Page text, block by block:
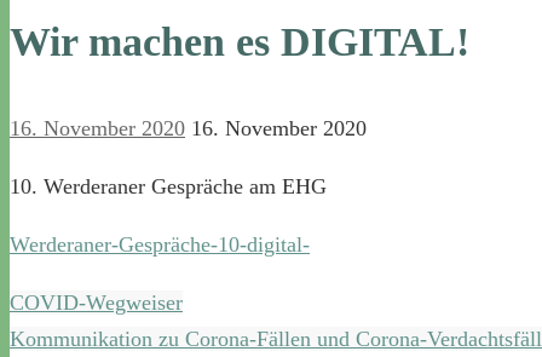
Wir machen es DIGITAL!
16. November 2020 16. November 2020
10. Werderaner Gespräche am EHG
Werderaner-Gespräche-10-digital-
COVID-Wegweiser
Kommunikation zu Corona-Fällen und Corona-